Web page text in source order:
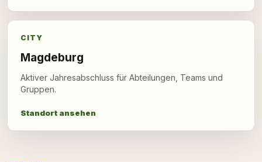
CITY
Magdeburg
Aktiver Jahresabschluss für Abteilungen, Teams und
Gruppen.
Standort ansehen